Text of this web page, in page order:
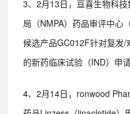
3、2月13日，亘喜生物科
局（NMPA）药品审评中心
候选产品GC012F针对复发/
的新药临床试验（IND）申请
4、2月14日，ronwood